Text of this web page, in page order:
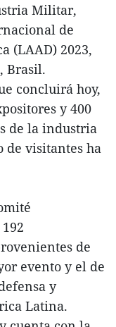
Militar,
de
(LAAD) 2023,
Brasil.
concluirá hoy,
y 400
de la industria
de visitantes ha
de
evento y el de
y
Latina.